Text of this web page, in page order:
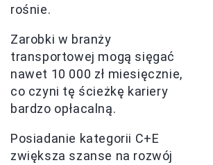
rośnie.
Zarobki w branży
transportowej mogą sięgać
nawet 10 000 zł miesięcznie,
co czyni tę ścieżkę kariery
bardzo opłacalną.
Posiadanie kategorii C+E
zwiększa szanse na rozwój